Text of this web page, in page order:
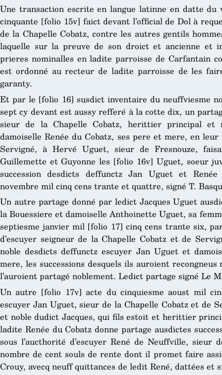
Une transaction escrite en langue latinne en datte du
cinquante [folio 15v] faict devant l’official de Dol à
de la Chapelle Cobatz, contre les autres gentils
laquelle sur la preuve de son droict et ancienne et
prieres nominalles en ladite parroisse de Carfantain
est ordonné au recteur de ladite parroisse de les
garanty.
Et par le [folio 16] susdict inventaire du neuffviesme
sept cy devant est aussy refferé à la cotte dix, un
sieur de la Chapelle Cobatz, herittier principal et
damoiselle Renée du Cobatz, ses pere et mere, en
Servigné, à Hervé Uguet, sieur de Fresnouze,
Guillemette et Guyonne les [folio 16v] Uguet, soeur
succession desdicts deffunctz Jan Uguet et
novembre mil cinq cens trante et quattre, signé T.
Un autre partage donné par ledict Jacques Uguet
la Bouessiere et damoiselle Anthoinette Uguet, sa
septiesme janvier mil [folio 17] cinq cens trante six,
d’escuyer seigneur de la Chapelle Cobatz et de
noble desdicts deffunctz escuyer Jan Uguet et
mere, les successions desquels ils auroient
l’auroient partagé noblement. Ledict partage signé Le
Un autre [folio 17v] acte du cinquiesme aoust mil
escuyer Jan Uguet, sieur de la Chapelle Cobatz et de
et noble dudict Jacques, qui fils estoit et herittier
ladite Renée du Cobatz donne partage ausdictes
sous l’aucthorité d’escuyer René de Neuffville,
nombre de cent souls de rente dont il promet faire
Crouy, avecq neuff quittances de ledit René, dattées et